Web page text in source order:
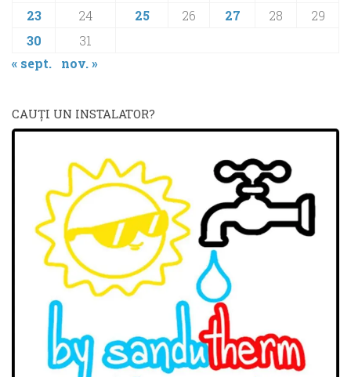
23
24 25 26 27 28
29
30
31
« sept.
nov. »
CAUŢI UN INSTALATOR?